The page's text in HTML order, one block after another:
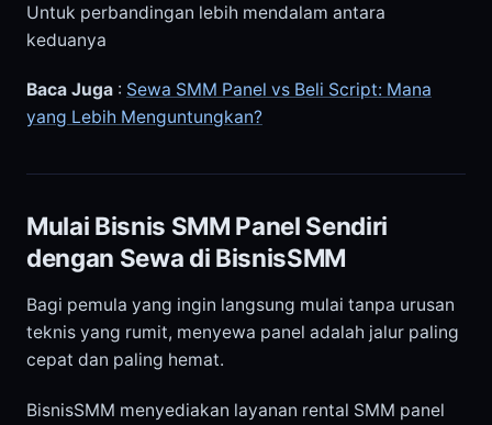
Untuk perbandingan lebih mendalam antara
keduanya
Baca Juga : Sewa SMM Panel vs Beli Script: Mana
yang Lebih Menguntungkan?
Mulai Bisnis SMM Panel Sendiri
dengan Sewa di BisnisSMM
Bagi pemula yang ingin langsung mulai tanpa urusan
teknis yang rumit, menyewa panel adalah jalur paling
cepat dan paling hemat.
BisnisSMM menyediakan layanan rental SMM panel